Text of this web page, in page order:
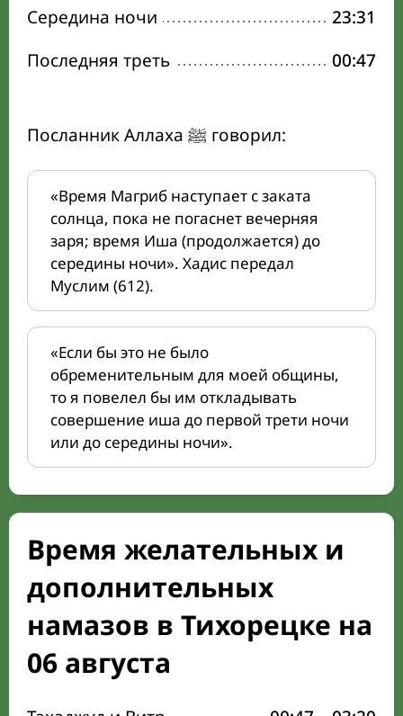
Середина ночи
23:31
Последняя треть
00:47
Посланник Аллаха ﷺ говорил:
«Время Магриб наступает с заката
солнца, пока не погаснет вечерняя
заря; время Иша (продолжается) до
середины ночи». Хадис передал
Муслим (612).
«Если бы это не было
обременительным для моей общины,
то я повелел бы им откладывать
совершение иша до первой трети ночи
или до середины ночи».
Время желательных и
дополнительных
намазов в Тихорецке на
06 августа